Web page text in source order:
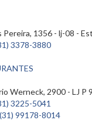
Pereira, 1356 - lj-08 -
3378-3880
Werneck, 2900 - LJ
3225-5041
(31) 99178-8014